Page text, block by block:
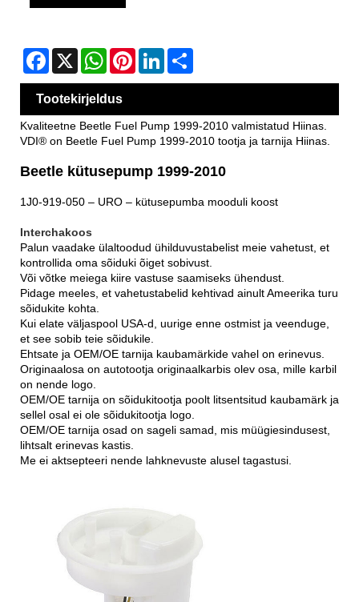
Facebook
X WhatsAppPinterestLinkedIn
Tootekirjeldus
Kvaliteetne Beetle Fuel Pump 1999-2010 valmistatud Hiinas.
VDI® on Beetle Fuel Pump 1999-2010 tootja ja tarnija Hiinas.
Beetle kütusepump 1999-2010
1J0-919-050 – URO – kütusepumba mooduli koost
Interchakoos
Palun vaadake ülaltoodud ühilduvustabelist meie vahetust, et
kontrollida oma sõiduki õiget sobivust.
Või võtke meiega kiire vastuse saamiseks ühendust.
Pidage meeles, et vahetustabelid kehtivad ainult Ameerika turu
sõidukite kohta.
Kui elate väljaspool USA-d, uurige enne ostmist ja veenduge,
et see sobib teie sõidukile.
Ehtsate ja OEM/OE tarnija kaubamärkide vahel on erinevus.
Originaalosa on autotootja originaalkarbis olev osa, mille karbil
on nende logo.
OEM/OE tarnija on sõidukitootja poolt litsentsitud kaubamärk ja
sellel osal ei ole sõidukitootja logo.
OEM/OE tarnija osad on sageli samad, mis müügiesindusest,
lihtsalt erinevas kastis.
Me ei aktsepteeri nende lahknevuste alusel tagastusi.